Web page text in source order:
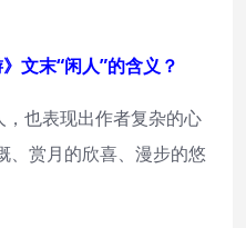
文末“闲人”的含义？
，也表现出作者复杂的心
、赏月的欣喜、漫步的悠